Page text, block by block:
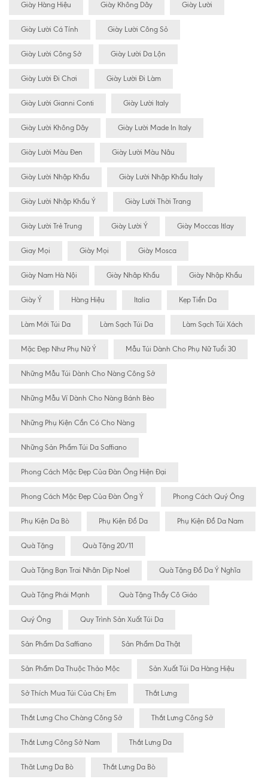
Giày Hàng Hiệu Giày Không Dây Giày Lười
Giày Lười Cá Tính Giày Lười Công Sỏ
Giày Lười Công Sở Giày Lười Da Lộn
Giày Lười Đi Chơi Giày Lười Đi Làm
Giày Lười Gianni Conti Giày Lười Italy
Giày Lười Không Dây Giày Lười Made In Italy
Giày Lười Màu Đen Giày Lười Màu Nâu
Giày Lười Nhập Khẩu Giày Lười Nhập Khẩu Italy
Giày Lười Nhập Khẩu Ý Giày Lười Thời Trang
Giày Lười Trẻ Trung Giày Lười Ý Giày Moccas Itlay
Giay Mọi Giày Mọi Giày Mosca
Giày Nam Hà Nội Giày Nhâp Khẩu Giày Nhập Khẩu
Giày Ý Hàng Hiệu Italia Kẹp Tiền Da
Làm Mới Túi Da Làm Sạch Túi Da Làm Sạch Túi Xách
Mặc Đẹp Như Phụ Nữ Ý Mẫu Túi Dành Cho Phụ Nữ Tuổi 30
Những Mẫu Túi Dành Cho Nàng Công Sở
Những Mẫu Ví Dành Cho Nàng Bánh Bèo
Những Phụ Kiện Cần Có Cho Nàng
Những Sản Phẩm Túi Da Saffiano
Phong Cách Mặc Đẹp Của Đàn Ông Hiện Đại
Phong Cách Mặc Đẹp Của Đàn Ông Ý Phong Cách Quý Ông
Phụ Kiện Da Bò Phụ Kiện Đồ Da Phụ Kiện Đồ Da Nam
Quà Tặng Quà Tặng 20/11
Quà Tặng Bạn Trai Nhân Dịp Noel Quà Tặng Đồ Da Ý Nghĩa
Quà Tặng Phái Mạnh Quà Tặng Thầy Cô Giáo
Quý Ông Quy Trình Sản Xuất Túi Da
Sản Phẩm Da Saffiano Sản Phẩm Da Thật
Sản Phẩm Da Thuộc Thảo Mộc Sản Xuất Túi Da Hàng Hiệu
Sở Thích Mua Túi Của Chị Em Thắt Lưng
Thắt Lưng Cho Chàng Công Sở Thắt Lưng Công Sở
Thắt Lưng Công Sở Nam Thắt Lưng Da
Thăt Lưng Da Bò Thắt Lưng Da Bò